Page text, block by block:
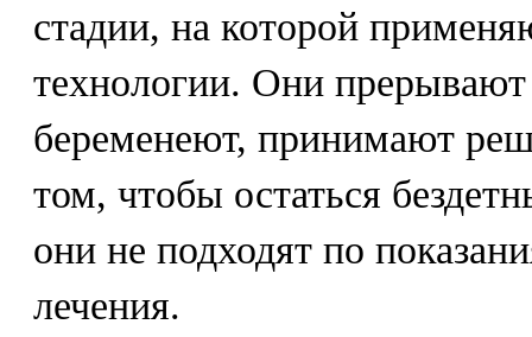
стадии, на которой
технологии. Они
беременеют, принимают
том, чтобы остаться
они не подходят по
лечения.